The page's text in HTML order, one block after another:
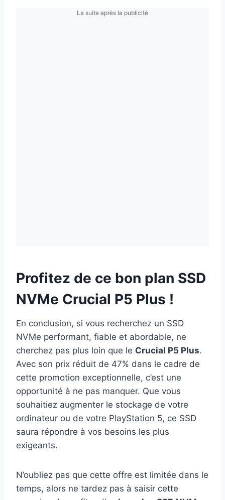
La suite après la publicité
Profitez de ce bon plan SSD
NVMe Crucial P5 Plus !
En conclusion, si vous recherchez un SSD
NVMe performant, fiable et abordable, ne
cherchez pas plus loin que le Crucial P5 Plus.
Avec son prix réduit de 47% dans le cadre de
cette promotion exceptionnelle, c’est une
opportunité à ne pas manquer. Que vous
souhaitiez augmenter le stockage de votre
ordinateur ou de votre PlayStation 5, ce SSD
saura répondre à vos besoins les plus
exigeants.
N’oubliez pas que cette offre est limitée dans le
temps, alors ne tardez pas à saisir cette